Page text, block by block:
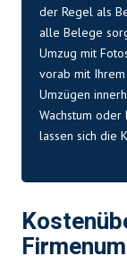
der Regel als
alle Belege
Umzug mit
vorab mit
Umzügen
Wachstum
lassen sich die